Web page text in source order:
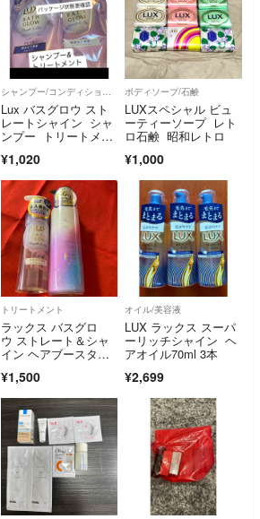
シャンプー/コンディショナーセット
Lux バスグロウ スト
レートシャイン シャ
ンプー トリートメン
¥1,020
ボディソープ/石鹸
LUXスペシャル ビュ
ーティーソープ レト
ロ石鹸 昭和レトロ
¥1,000
トリートメント
ラックス バスグロ
ウ ストレート＆シャ
イン ヘアブースター
¥1,500
オイル/美容液
LUX ラックス スーパ
ーリッチシャイン ヘ
アオイル70ml 3本
¥2,699